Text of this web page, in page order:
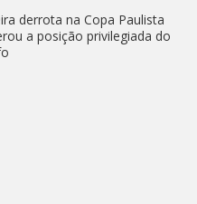
derrota na Copa Paulista
a posição privilegiada do